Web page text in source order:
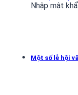
Nhập mật
Một số lễ hội